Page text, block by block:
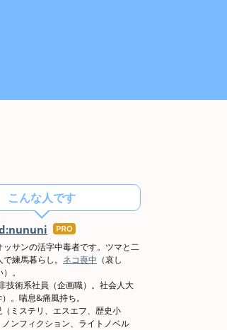
こんな人です
はて
なブ
ログ
Pro
ッサンの活字中毒者です。ツマと二
で練馬暮らし。 ネコ喪中 （哀し
）。
技術系社員（企画職）。社会人大
。喘息&痛風持ち。
ミステリ、エスエフ、歴史小
ンフィクション、ライトノベル